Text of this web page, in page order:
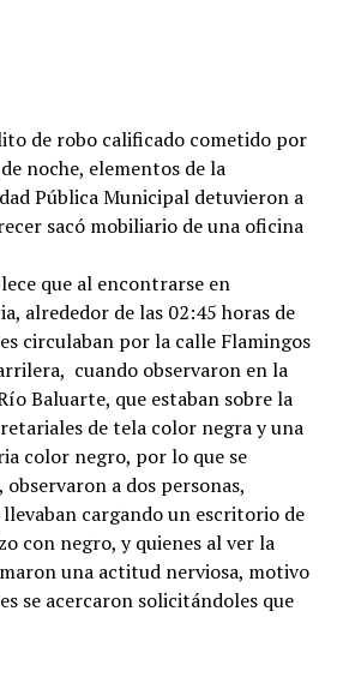
de robo calificado cometido por
noche, elementos de la
Pública Municipal detuvieron a
sacó mobiliario de una oficina
que al encontrarse en
alrededor de las 02:45 horas de
circulaban por la calle Flamingos
cuando observaron en la
Baluarte, que estaban sobre la
de tela color negra y una
color negro, por lo que se
a dos personas,
cargando un escritorio de
con negro, y quienes al ver la
una actitud nerviosa, motivo
se acercaron solicitándoles que